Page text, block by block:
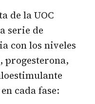
de la UOC
serie de
con los niveles
progesterona,
cada fase: